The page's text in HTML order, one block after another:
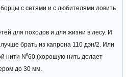
с сетями и с любителями ловить
для походов и для жизни в лесу. И
брать из капрона 110 дэн/2. Или
нити N⁰60 (хорошую нить делает
до 30 мм.